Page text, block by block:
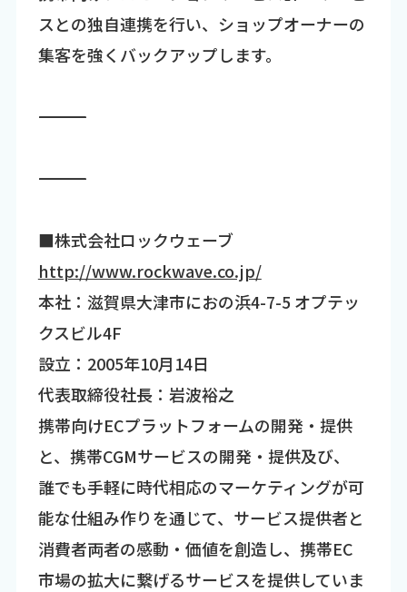
スとの独自連携を行い、ショップオーナーの
集客を強くバックアップします。
―――――――――――――――――――――――――――――――――――
―――――――――――――――――――――――――――――――――――
■株式会社ロックウェーブ
http://www.rockwave.co.jp/
本社：滋賀県大津市におの浜4-7-5 オプテッ
クスビル4F
設立：2005年10月14日
代表取締役社長：岩波裕之
携帯向けECプラットフォームの開発・提供
と、携帯CGMサービスの開発・提供及び、
誰でも手軽に時代相応のマーケティングが可
能な仕組み作りを通じて、サービス提供者と
消費者両者の感動・価値を創造し、携帯EC
市場の拡大に繋げるサービスを提供していま